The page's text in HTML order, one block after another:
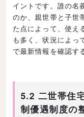
イントです。誰の名
のか、親世帯と子世
た点によって、使え
も多く、状況によっ
で最新情報を確認す
5.2 二世帯住
制優遇制度の